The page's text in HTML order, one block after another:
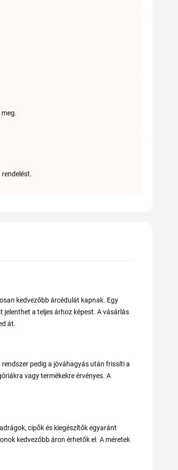
rendelést.
kedvezőbb árcédulát kapnak. Egy
a teljes árhoz képest. A vásárlás
át.
pedig a jóváhagyás után frissíti a
vagy termékekre érvényes. A
cipők és kiegészítők egyaránt
kedvezőbb áron érhetők el. A méretek